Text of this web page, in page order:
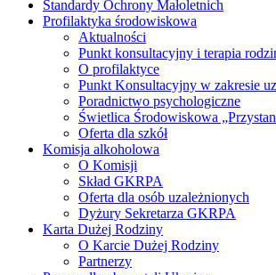
Standardy Ochrony Małoletnich
Profilaktyka środowiskowa
Aktualności
Punkt konsultacyjny i terapia
O profilaktyce
Punkt Konsultacyjny w zakresie
Poradnictwo psychologiczne
Świetlica Środowiskowa
Oferta dla szkół
Komisja alkoholowa
O Komisji
Skład GKRPA
Oferta dla osób uzależnionych
Dyżury Sekretarza GKRPA
Karta Dużej Rodziny
O Karcie Dużej Rodziny
Partnerzy